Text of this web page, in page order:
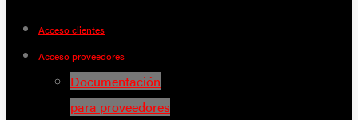
Acceso clientes
Acceso proveedores
Documentación
para proveedores